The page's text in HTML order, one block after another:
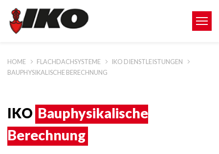
HOME FLACHDACHSYSTEME
IKO DIENSTLEISTUNGEN
BAUPHYSIKALISCHE BERECHNUNG
IKO Bauphysikalische
Berechnung